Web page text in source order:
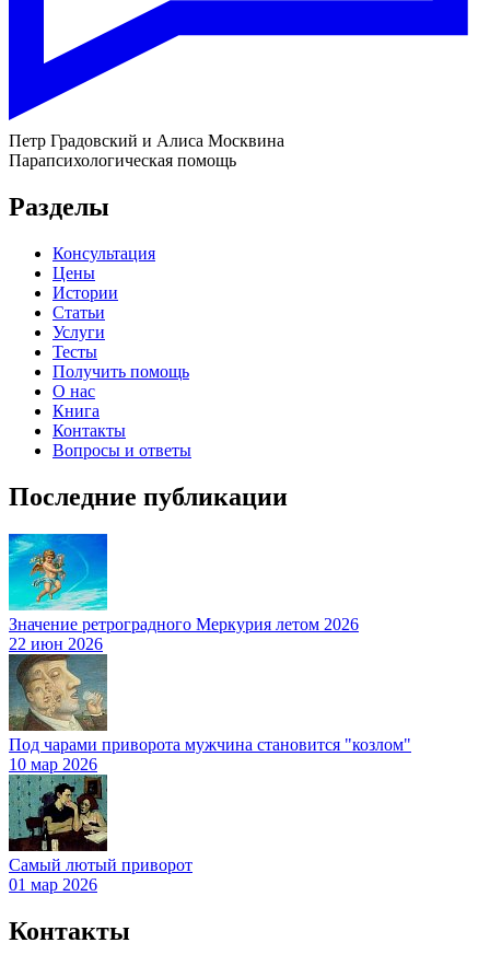
Петр Градовский и Алиса Москвина
Парапсихологическая помощь
Разделы
Консультация
Цены
Истории
Статьи
Услуги
Тесты
Получить помощь
О нас
Книга
Контакты
Вопросы и ответы
Последние публикации
Значение ретроградного Меркурия летом 2026
22 июн 2026
Под чарами приворота мужчина становится "козлом"
10 мар 2026
Самый лютый приворот
01 мар 2026
Контакты